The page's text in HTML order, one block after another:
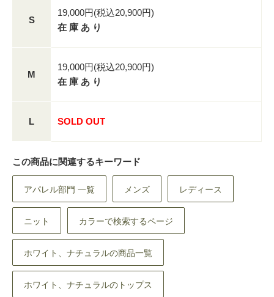
S
19,000円(税込20,900円)
在 庫 あ り
M
19,000円(税込20,900円)
在 庫 あ り
L SOLD OUT
この商品に関連するキーワード
アパレル部門 一覧 メンズ レディース
ニット カラーで検索するページ
ホワイト、ナチュラルの商品一覧
ホワイト、ナチュラルのトップス